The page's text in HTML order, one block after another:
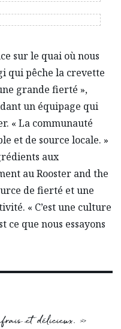
sur le quai où nous
qui pêche la crevette
grande fierté »,
un équipage qui
« La communauté
et de source locale. »
aux
au Rooster and the
de fierté et une
« C’est une culture
ce que nous essayons
et délicieux. »